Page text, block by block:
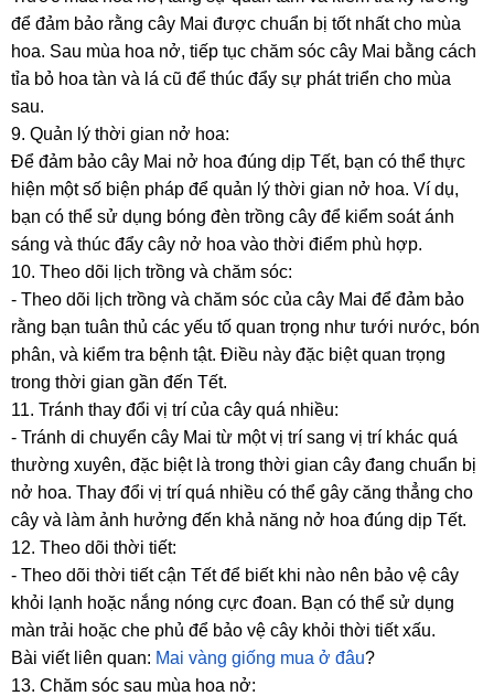
để đảm bảo rằng cây Mai được chuẩn bị tốt nhất cho mùa
hoa. Sau mùa hoa nở, tiếp tục chăm sóc cây Mai bằng cách
tỉa bỏ hoa tàn và lá cũ để thúc đẩy sự phát triển cho mùa
sau.
9. Quản lý thời gian nở hoa:
Để đảm bảo cây Mai nở hoa đúng dịp Tết, bạn có thể thực
hiện một số biện pháp để quản lý thời gian nở hoa. Ví dụ,
bạn có thể sử dụng bóng đèn trồng cây để kiểm soát ánh
sáng và thúc đẩy cây nở hoa vào thời điểm phù hợp.
10. Theo dõi lịch trồng và chăm sóc:
- Theo dõi lịch trồng và chăm sóc của cây Mai để đảm bảo
rằng bạn tuân thủ các yếu tố quan trọng như tưới nước, bón
phân, và kiểm tra bệnh tật. Điều này đặc biệt quan trọng
trong thời gian gần đến Tết.
11. Tránh thay đổi vị trí của cây quá nhiều:
- Tránh di chuyển cây Mai từ một vị trí sang vị trí khác quá
thường xuyên, đặc biệt là trong thời gian cây đang chuẩn bị
nở hoa. Thay đổi vị trí quá nhiều có thể gây căng thẳng cho
cây và làm ảnh hưởng đến khả năng nở hoa đúng dịp Tết.
12. Theo dõi thời tiết:
- Theo dõi thời tiết cận Tết để biết khi nào nên bảo vệ cây
khỏi lạnh hoặc nắng nóng cực đoan. Bạn có thể sử dụng
màn trải hoặc che phủ để bảo vệ cây khỏi thời tiết xấu.
Bài viết liên quan: Mai vàng giống mua ở đâu?
13. Chăm sóc sau mùa hoa nở: